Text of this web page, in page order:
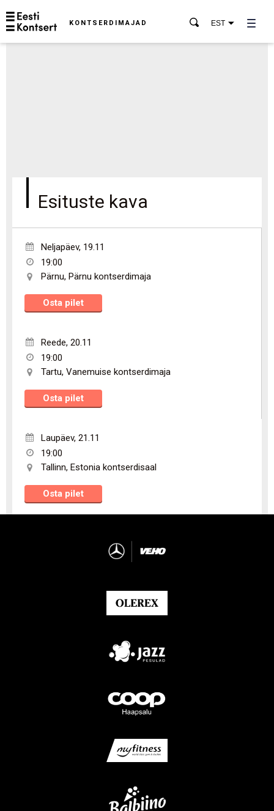
KONTSERDIMAJAD EST
Esituste kava
Neljapäev, 19.11
19:00
Pärnu, Pärnu kontserdimaja
Osta pilet
Reede, 20.11
19:00
Tartu, Vanemuise kontserdimaja
Osta pilet
Laupäev, 21.11
19:00
Tallinn, Estonia kontserdisaal
Osta pilet